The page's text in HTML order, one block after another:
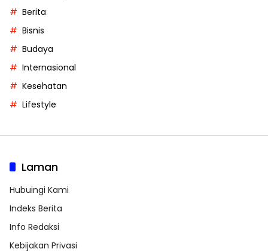
Berita
Bisnis
Budaya
Internasional
Kesehatan
Lifestyle
Laman
Hubuingi Kami
Indeks Berita
Info Redaksi
Kebijakan Privasi